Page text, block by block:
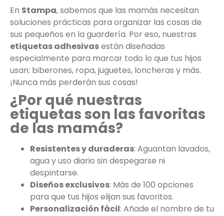
En Stampa, sabemos que las mamás necesitan
soluciones prácticas para organizar las cosas de
sus pequeños en la guardería. Por eso, nuestras
etiquetas adhesivasestán diseñadas
especialmente para marcar todo lo que tus hijos
usan: biberones, ropa, juguetes, loncheras y más.
¡Nunca más perderán sus cosas!
¿Por qué nuestras
etiquetas son las favoritas
de las mamás?
Resistentes y duraderas: Aguantan lavados,
agua y uso diario sin despegarse ni
despintarse.
Diseños exclusivos: Más de 100 opciones
para que tus hijos elijan sus favoritos.
Personalización fácil: Añade el nombre de tu